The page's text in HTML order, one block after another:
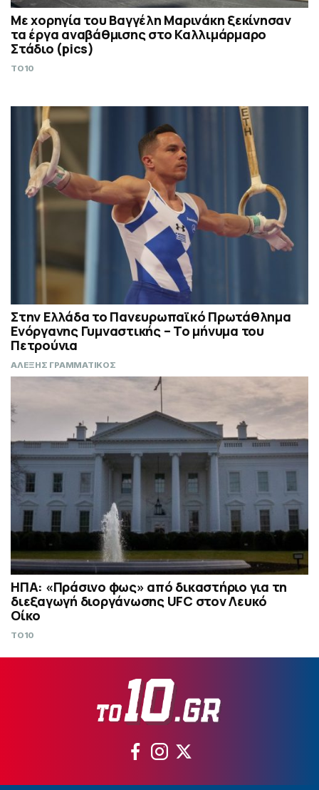
Mε χορηγία του Βαγγέλη Μαρινάκη ξεκίνησαν
τα έργα αναβάθμισης στο Καλλιμάρμαρο
Στάδιο (pics)
TO10
Στην Ελλάδα το Πανευρωπαϊκό Πρωτάθλημα
Ενόργανης Γυμναστικής – Το μήνυμα του
Πετρούνια
ΑΛΕΞΗΣ ΓΡΑΜΜΑΤΙΚΟΣ
ΗΠΑ: «Πράσινο φως» από δικαστήριο για τη
διεξαγωγή διοργάνωσης UFC στον Λευκό
Οίκο
TO10